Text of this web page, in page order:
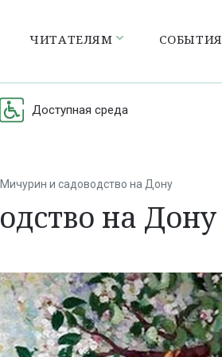
ЧИТАТЕЛЯМ СОБЫТИЯ
Доступная среда
и садоводство на Дону
на Дону